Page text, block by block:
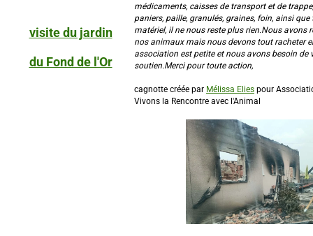
visite du jardin
du Fond de l'Or
médicaments, caisses de transport et de
paniers, paille, granulés, graines, foin, ainsi que
matériel, il ne nous reste plus rien.Nous avons
nos animaux mais nous devons tout racheter
association est petite et nous avons besoin de
soutien.Merci pour toute action,
cagnotte créée par Mélissa Elies pour
Vivons la Rencontre avec l'Animal